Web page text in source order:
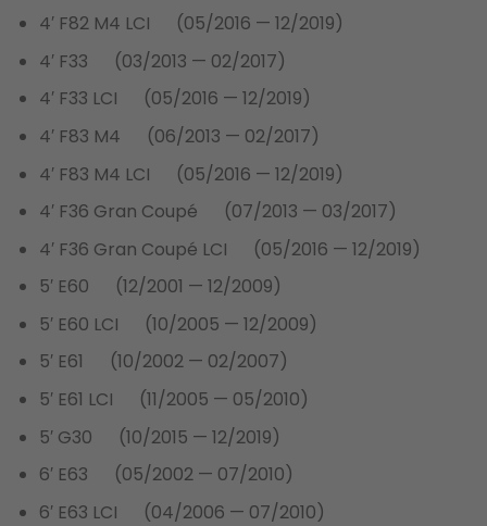
4′ F82 M4 LCI (05/2016 — 12/2019)
4′ F33 (03/2013 — 02/2017)
4′ F33 LCI (05/2016 — 12/2019)
4′ F83 M4 (06/2013 — 02/2017)
4′ F83 M4 LCI (05/2016 — 12/2019)
4′ F36 Gran Coupé (07/2013 — 03/2017)
4′ F36 Gran Coupé LCI (05/2016 — 12/2019)
5′ E60 (12/2001 — 12/2009)
5′ E60 LCI (10/2005 — 12/2009)
5′ E61 (10/2002 — 02/2007)
5′ E61 LCI (11/2005 — 05/2010)
5′ G30 (10/2015 — 12/2019)
6′ E63 (05/2002 — 07/2010)
6′ E63 LCI (04/2006 — 07/2010)